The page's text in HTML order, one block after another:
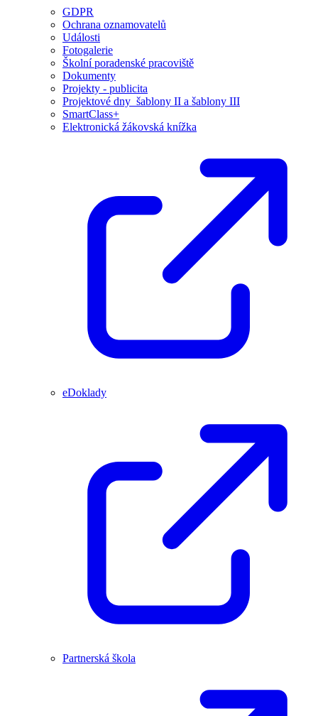
GDPR
Ochrana oznamovatelů
Události
Fotogalerie
Školní poradenské pracoviště
Dokumenty
Projekty - publicita
Projektové dny_šablony II a šablony III
SmartClass+
Elektronická žákovská knížka
eDoklady
Partnerská škola